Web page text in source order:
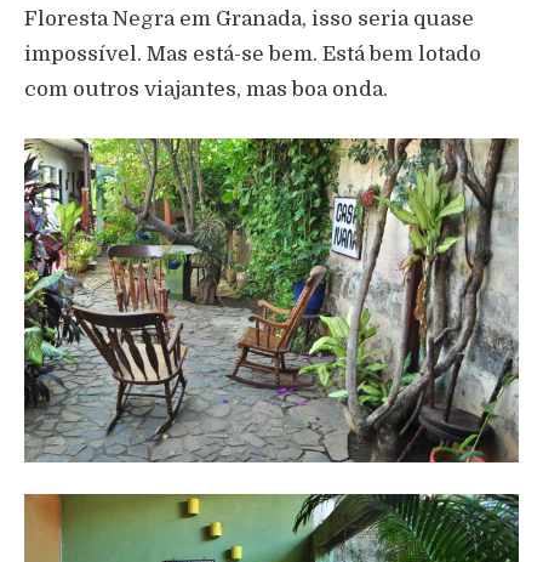
Floresta Negra em Granada, isso seria quase
impossível. Mas está-se bem. Está bem lotado
com outros viajantes, mas boa onda.